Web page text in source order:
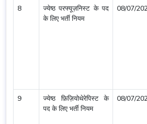
8
ज्येष्ठ परफ्यूज़निस्ट के पद
के लिए भर्ती नियम
08/07/
9
ज्येष्ठ फ़िज़ियोथेरेपिस्ट के
पद के लिए भर्ती नियम
08/07/